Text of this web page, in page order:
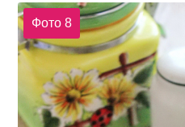
Фото 8